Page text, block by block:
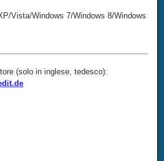
Vista/Windows 7/Windows 8/Windows
(solo in inglese, tedesco):